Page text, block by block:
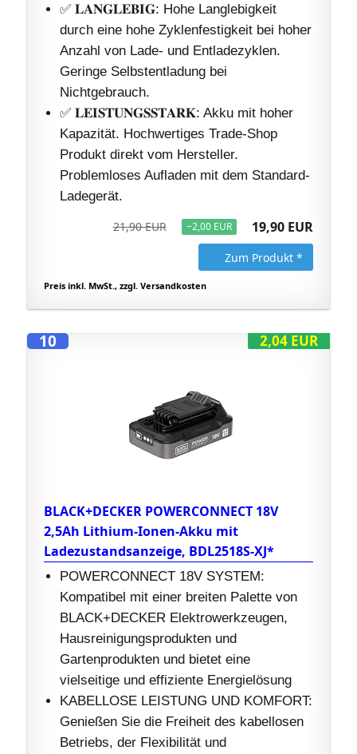
✅ 𝐋𝐀𝐍𝐆𝐋𝐄𝐁𝐈𝐆: Hohe Langlebigkeit
durch eine hohe Zyklenfestigkeit bei hoher
Anzahl von Lade- und Entladezyklen.
Geringe Selbstentladung bei
Nichtgebrauch.
✅ 𝐋𝐄𝐈𝐒𝐓𝐔𝐍𝐆𝐒𝐒𝐓𝐀𝐑𝐊: Akku mit hoher
Kapazität. Hochwertiges Trade-Shop
Produkt direkt vom Hersteller.
Problemloses Aufladen mit dem Standard-
Ladegerät.
21,90 EUR −2,00 EUR 19,90 EUR
Zum Produkt *
Preis inkl. MwSt., zzgl. Versandkosten
2,04 EUR
10
BLACK+DECKER POWERCONNECT 18V
2,5Ah Lithium-Ionen-Akku mit
Ladezustandsanzeige, BDL2518S-XJ*
POWERCONNECT 18V SYSTEM:
Kompatibel mit einer breiten Palette von
BLACK+DECKER Elektrowerkzeugen,
Hausreinigungsprodukten und
Gartenprodukten und bietet eine
vielseitige und effiziente Energielösung
KABELLOSE LEISTUNG UND KOMFORT:
Genießen Sie die Freiheit des kabellosen
Betriebs, der Flexibilität und